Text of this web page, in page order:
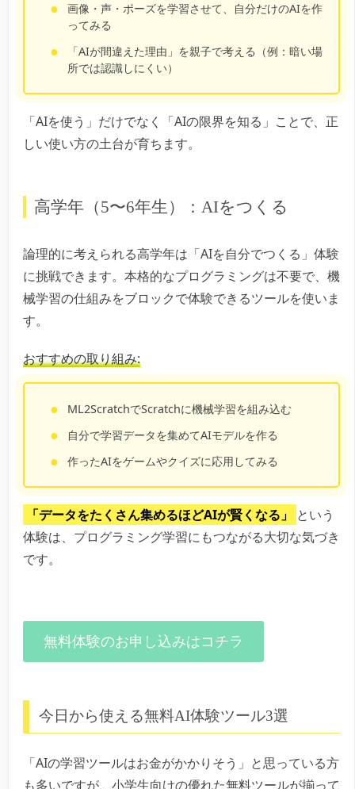
画像・声・ポーズを学習させて、自分だけのAIを作
ってみる
「AIが間違えた理由」を親子で考える（例：暗い場
所では認識しにくい）
「AIを使う」だけでなく「AIの限界を知る」ことで、正
しい使い方の土台が育ちます。
高学年（5〜6年生）：AIをつくる
論理的に考えられる高学年は「AIを自分でつくる」体験
に挑戦できます。本格的なプログラミングは不要で、機
械学習の仕組みをブロックで体験できるツールを使いま
す。
おすすめの取り組み:
ML2ScratchでScratchに機械学習を組み込む
自分で学習データを集めてAIモデルを作る
作ったAIをゲームやクイズに応用してみる
「データをたくさん集めるほどAIが賢くなる」
という
体験は、プログラミング学習にもつながる大切な気づき
です。
無料体験のお申し込みはコチラ
今日から使える無料AI体験ツール3選
「AIの学習ツールはお金がかかりそう」と思っている方
も多いですが、小学生向けの優れた無料ツールが揃って